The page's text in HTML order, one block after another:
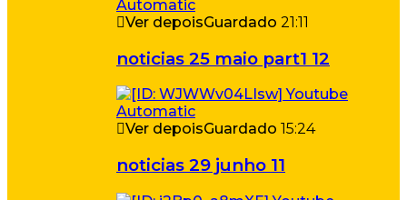
Ver depoisGuardado 21:11
noticias 25 maio part1 12
Ver depoisGuardado 15:24
noticias 29 junho 11